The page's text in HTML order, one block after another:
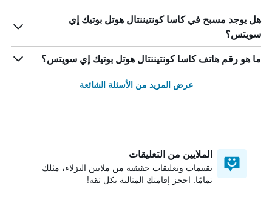
هل يوجد مسبح في كاسا كونتيننتال هوتل بوتيك إي
سويتس؟
ما هو رقم هاتف كاسا كونتيننتال هوتل بوتيك إي سويتس؟
عرض المزيد من الأسئلة الشائعة
الملايين من التعليقات
تقييمات وتعليقات حقيقية من ملايين النزلاء، مثلك
تمامًا. احجز إقامتك المثالية بكل ثقة!